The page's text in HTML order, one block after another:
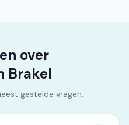
over
Brakel
gestelde vragen.